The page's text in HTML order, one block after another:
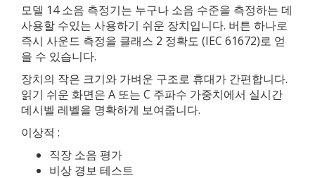
모델 14 소음 측정기는 누구나 소음 수준을 측정하는 데
사용할 수있는 사용하기 쉬운 장치입니다. 버튼 하나로
즉시 사운드 측정을 클래스 2 정확도 (IEC 61672)로 얻
을 수 있습니다.
장치의 작은 크기와 가벼운 구조로 휴대가 간편합니다.
읽기 쉬운 화면은 A 또는 C 주파수 가중치에서 실시간
데시벨 레벨을 명확하게 보여줍니다.
이상적 :
직장 소음 평가
비상 경보 테스트